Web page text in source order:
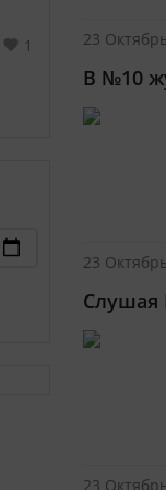
1
23
В №10
23
Слушая
23